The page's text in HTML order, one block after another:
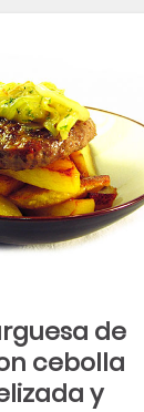
de
cebolla
y